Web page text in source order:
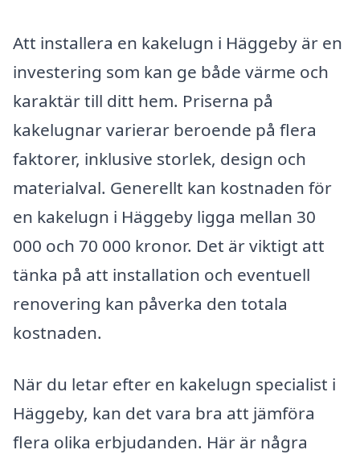
Att installera en kakelugn i Häggeby är en
investering som kan ge både värme och
karaktär till ditt hem. Priserna på
kakelugnar varierar beroende på flera
faktorer, inklusive storlek, design och
materialval. Generellt kan kostnaden för
en kakelugn i Häggeby ligga mellan 30
000 och 70 000 kronor. Det är viktigt att
tänka på att installation och eventuell
renovering kan påverka den totala
kostnaden.
När du letar efter en kakelugn specialist i
Häggeby, kan det vara bra att jämföra
flera olika erbjudanden. Här är några